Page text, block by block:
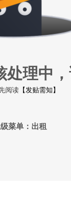
处理中
阅读【发贴需知】
菜单：出租